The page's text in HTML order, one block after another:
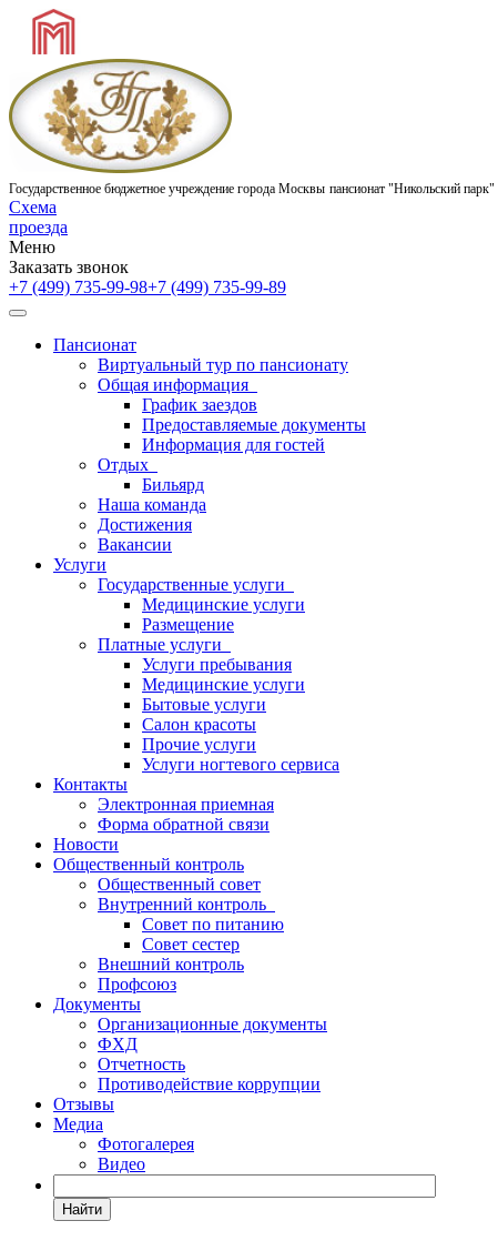
Государственное бюджетное учреждение города Москвы пансионат "Никольский парк"
Схема
проезда
Меню
Заказать звонок
+7 (499) 735-99-98+7 (499) 735-99-89
Пансионат
Виртуальный тур по пансионату
Общая информация
График заездов
Предоставляемые документы
Информация для гостей
Отдых
Бильярд
Наша команда
Достижения
Вакансии
Услуги
Государственные услуги
Медицинские услуги
Размещение
Платные услуги
Услуги пребывания
Медицинские услуги
Бытовые услуги
Салон красоты
Прочие услуги
Услуги ногтевого сервиса
Контакты
Электронная приемная
Форма обратной связи
Новости
Общественный контроль
Общественный совет
Внутренний контроль
Совет по питанию
Совет сестер
Внешний контроль
Профсоюз
Документы
Организационные документы
ФХД
Отчетность
Противодействие коррупции
Отзывы
Медиа
Фотогалерея
Видео
Найти